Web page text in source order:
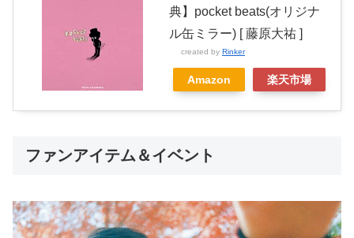
典】pocket beats(オリジナ
ル缶ミラー) [ 藤原大祐 ]
created by Rinker
Amazon 楽天市場
ファンアイテム＆イベント